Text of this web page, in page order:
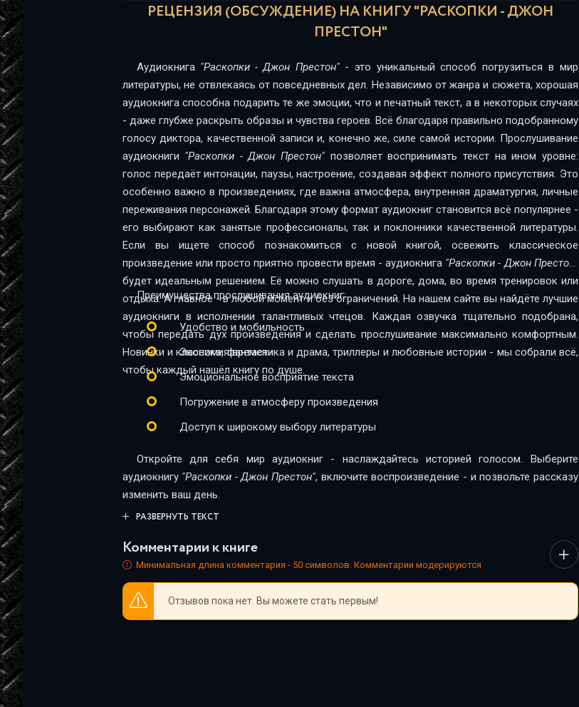
000013
000015
РЕЦЕНЗИЯ (ОБСУЖДЕНИЕ) НА КНИГУ "РАСКОПКИ - ДЖОН
ПРЕСТОН"
Аудиокнига "Раскопки - Джон Престон"- это уникальный способ погрузиться в мир
литературы, не отвлекаясь от повседневных дел. Независимо от жанра и сюжета, хорошая
аудиокнига способна подарить те же эмоции, что и печатный текст, а в некоторых случаях
- даже глубже раскрыть образы и чувства героев. Всё благодаря правильно подобранному
голосу диктора, качественной записи и, конечно же, силе самой истории. Прослушивание
аудиокниги "Раскопки - Джон Престон" позволяет воспринимать текст на ином уровне:
голос передаёт интонации, паузы, настроение, создавая эффект полного присутствия. Это
особенно важно в произведениях, где важна атмосфера, внутренняя драматургия, личные
переживания персонажей. Благодаря этому формат аудиокниг становится всё популярнее -
его выбирают как занятые профессионалы, так и поклонники качественной литературы.
Если вы ищете способ познакомиться с новой книгой, освежить классическое
произведение или просто приятно провести время - аудиокнига "Раскопки - Джон Престон"
будет идеальным решением. Её можно слушать в дороге, дома, во время тренировок или
отдыха. А главное - в любой момент и без ограничений. На нашем сайте вы найдёте лучшие
аудиокниги в исполнении талантливых чтецов. Каждая озвучка тщательно подобрана,
чтобы передать дух произведения и сделать прослушивание максимально комфортным.
Новинки и классика, фантастика и драма, триллеры и любовные истории - мы собрали всё,
чтобы каждый нашёл книгу по душе.
Преимущества прослушивания аудиокниг:
Удобство и мобильность
Экономия времени
Эмоциональное восприятие текста
Погружение в атмосферу произведения
Доступ к широкому выбору литературы
Откройте для себя мир аудиокниг - наслаждайтесь историей голосом. Выберите
аудиокнигу "Раскопки - Джон Престон", включите воспроизведение - и позвольте рассказу
изменить ваш день.
РАЗВЕРНУТЬ ТЕКСТ
Комментарии к книге
Минимальная длина комментария - 50 символов. Комментарии модерируются
Отзывов пока нет. Вы можете стать первым!